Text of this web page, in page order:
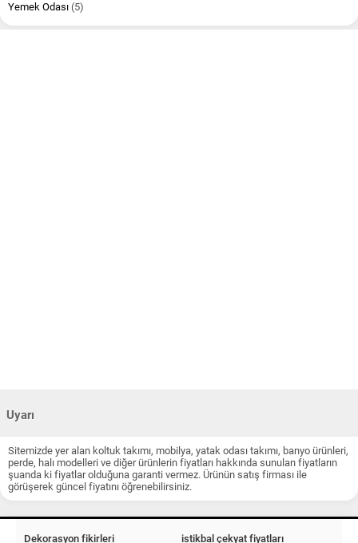
Yemek Odası (5)
Uyarı
Sitemizde yer alan koltuk takımı, mobilya, yatak odası takımı, banyo ürünleri,
perde, halı modelleri ve diğer ürünlerin fiyatları hakkında sunulan fiyatların
şuanda ki fiyatlar olduğuna garanti vermez. Ürünün satış firması ile
görüşerek güncel fiyatını öğrenebilirsiniz.
Dekorasyon fikirleri istikbal çekyat fiyatları